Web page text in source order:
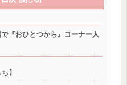
『おひとつから』コーナー人
】